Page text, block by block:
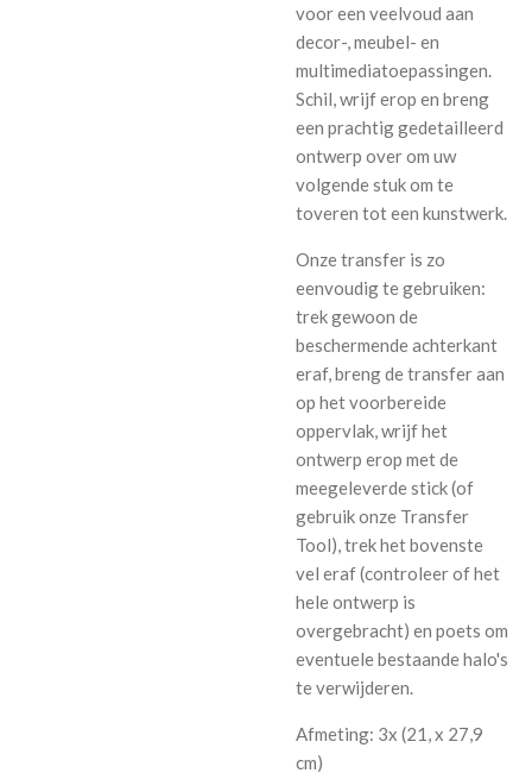
voor een veelvoud aan
decor-, meubel- en
multimediatoepassingen.
Schil, wrijf erop en breng
een prachtig gedetailleerd
ontwerp over om uw
volgende stuk om te
toveren tot een kunstwerk.
Onze transfer is zo
eenvoudig te gebruiken:
trek gewoon de
beschermende achterkant
eraf, breng de transfer aan
op het voorbereide
oppervlak, wrijf het
ontwerp erop met de
meegeleverde stick (of
gebruik onze Transfer
Tool), trek het bovenste
vel eraf (controleer of het
hele ontwerp is
overgebracht) en poets om
eventuele bestaande halo's
te verwijderen.
Afmeting: 3x (21, x 27,9
cm)